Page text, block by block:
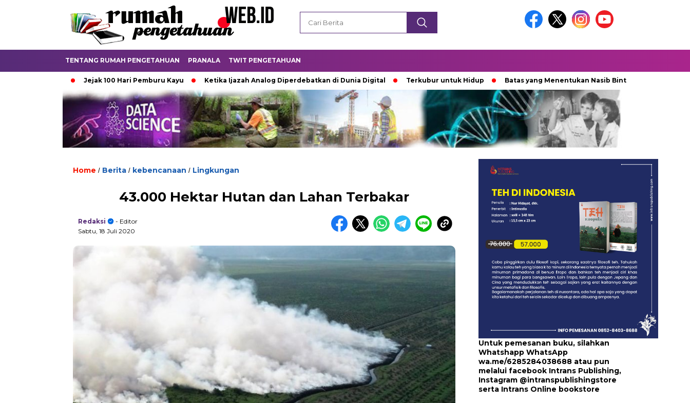
TENTANG RUMAH PENGETAHUAN PRANALA TWIT PENGETAHUAN
Jejak 100 Hari Pemburu Kayu Ketika Ijazah Analog Diperdebatkan di Dunia Digital Terkubur untuk Hidup Batas yang Menentukan Nasib Bintang
Home / Berita / kebencanaan / Lingkungan
43.000 Hektar Hutan dan Lahan Terbakar
Redaksi
- Editor
Sabtu, 18 Juli 2020
Untuk pemesanan buku, silahkan
Whatshapp WhatsApp
wa.me/6285284038688 atau pun
melalui facebook Intrans Publishing,
Instagram @intranspublishingstore
serta Intrans Online bookstore